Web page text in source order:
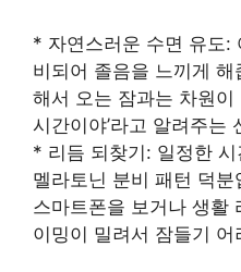
* 자연스러운 수면 유도:
비되어 졸음을 느끼게
해서 오는 잠과는 차원이
시간이야’라고 알려주는
* 리듬 되찾기: 일정한
멜라토닌 분비 패턴 덕
스마트폰을 보거나 생활
이밍이 밀려서 잠들기 어